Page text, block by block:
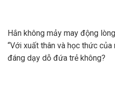
Hắn không mảy may động
“Với xuất thân và học thức
đáng dạy dỗ đứa trẻ không?